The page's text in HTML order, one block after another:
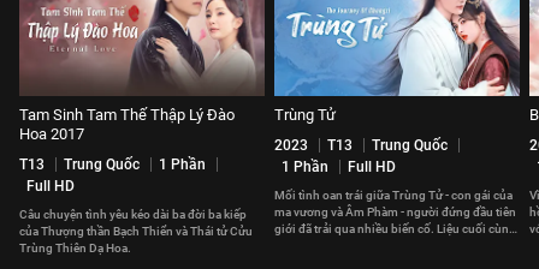
Tam Sinh Tam Thế Thập Lý Đào
Hoa 2017
T13 Trung Quốc
1 Phần
Full HD
Câu chuyện tình yêu kéo dài ba đời ba kiếp
của Thượng thần Bạch Thiển và Thái tử Cửu
Trùng Thiên Dạ Hoa.
Trùng Tử
2023 T13
Trung Quốc
1 Phần
Full HD
Mối tình oan trái giữa Trùng Tử - con gái của
ma vương và Âm Phàm - người đứng đầu tiên
giới đã trải qua nhiều biến cố. Liệu cuối cùng,